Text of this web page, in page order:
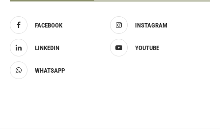
FACEBOOK INSTAGRAM
LINKEDIN YOUTUBE
WHATSAPP